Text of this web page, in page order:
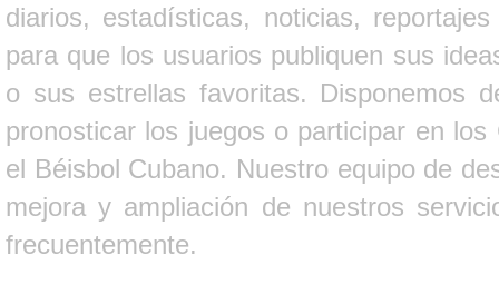
diarios, estadísticas, noticias,
para que los usuarios publiquen sus
o sus estrellas favoritas. Disponemos
pronosticar los juegos o participar en
el Béisbol Cubano. Nuestro equipo de
mejora y ampliación de nuestros
frecuentemente.